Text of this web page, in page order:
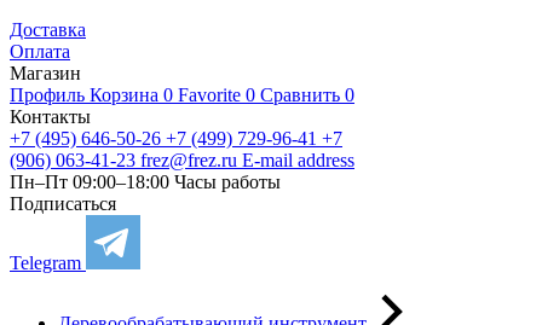
Доставка
Оплата
Магазин
Профиль Корзина 0 Favorite 0 Сравнить 0
Контакты
+7 (495) 646-50-26 +7 (499) 729-96-41 +7
(906) 063-41-23 frez@frez.ru E-mail address
Пн–Пт 09:00–18:00 Часы работы
Подписаться
Telegram